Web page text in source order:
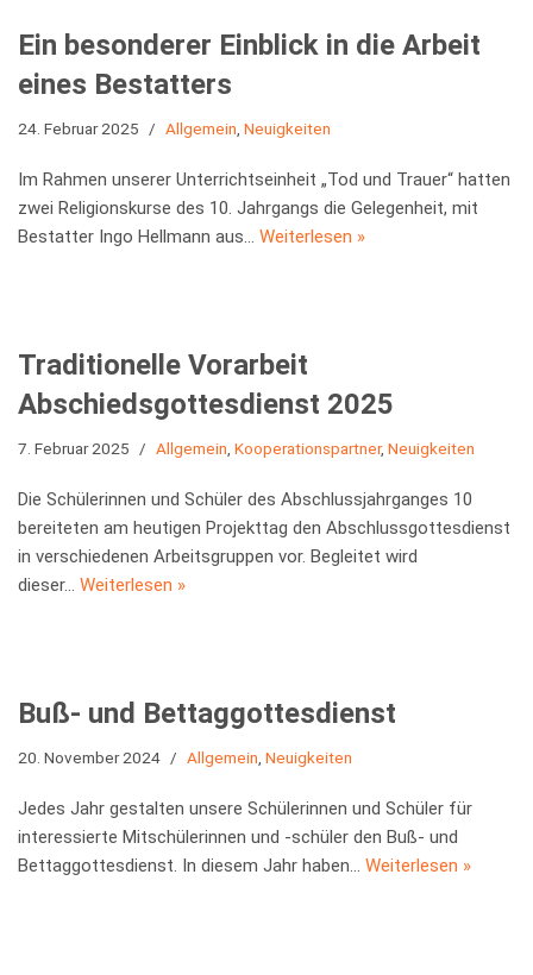
Ein besonderer Einblick in die Arbeit
eines Bestatters
24. Februar 2025 Allgemein Neuigkeiten
Im Rahmen unserer Unterrichtseinheit „Tod und Trauer“ hatten
zwei Religionskurse des 10. Jahrgangs die Gelegenheit, mit
Bestatter Ingo Hellmann aus… Weiterlesen »
Traditionelle Vorarbeit
Abschiedsgottesdienst 2025
7. Februar 2025 Allgemein Kooperationspartner, Neuigkeiten
Die Schülerinnen und Schüler des Abschlussjahrganges 10
bereiteten am heutigen Projekttag den Abschlussgottesdienst
in verschiedenen Arbeitsgruppen vor. Begleitet wird
dieser… Weiterlesen »
Buß- und Bettaggottesdienst
20. November 2024 Allgemein Neuigkeiten
Jedes Jahr gestalten unsere Schülerinnen und Schüler für
interessierte Mitschülerinnen und -schüler den Buß- und
Bettaggottesdienst. In diesem Jahr haben… Weiterlesen »